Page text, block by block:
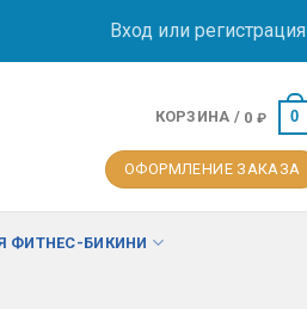
Вход или регистрация
КОРЗИНА / 0 ₽ 0
ОФОРМЛЕНИЕ ЗАКАЗА
ФИТНЕС-БИКИНИ